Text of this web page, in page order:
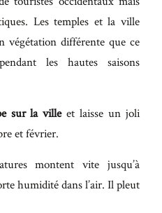
Les temples et la ville
végétation différente que ce
les hautes saisons
sur la villeet laisse un joli
et février.
montent vite jusqu’à
humidité dans l’air. Il pleut